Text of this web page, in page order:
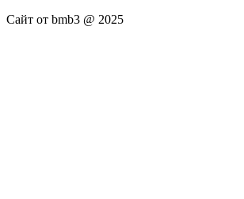
Сайт от bmb3 @ 2025